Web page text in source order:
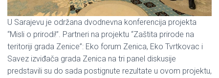
U Sarajevu je održana dvodnevna konferencija projekta
“Misli o prirodi!”. Partneri na projektu “Zaštita prirode na
teritoriji grada Zenice”: Eko forum Zenica, Eko Tvrtkovac i
Savez izviđača grada Zenica na tri panel diskusije
predstavili su do sada postignute rezultate u ovom projektu,